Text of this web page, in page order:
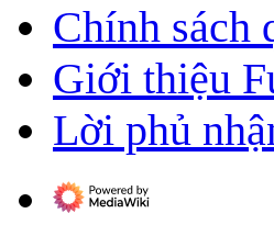
Chính sách
Giới thiệu
Lời phủ